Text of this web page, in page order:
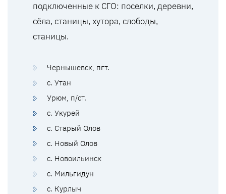
подключенные к СГО: поселки, деревни,
сёла, станицы, хутора, слободы,
станицы.
Чернышевск, пгт.
с. Утан
Урюм, п/ст.
с. Укурей
с. Старый Олов
с. Новый Олов
с. Новоильинск
с. Мильгидун
с. Курлыч